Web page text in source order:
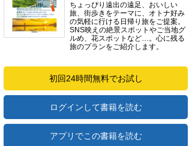
ちょっぴり遠出の遠足、おいしい
旅、街歩きをテーマに、オトナ好み
の気軽に行ける日帰り旅をご提案。
SNS映えの絶景スポットやご当地グ
ルめ、花スポットなど…。心に残る
旅のプランをご紹介します。
初回24時間無料でお試し
ログインして書籍を読む
アプリでこの書籍を読む